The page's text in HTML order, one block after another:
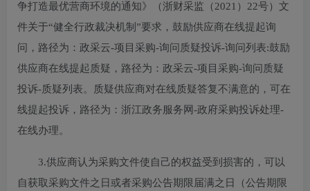
争打造最优营商环境的通知》（浙财采监（2021）22号）文
件关于“健全行政裁决机制”要求，鼓励供应商在线提起询
问，路径为：政采云-项目采购-询问质疑投诉-询问列表:鼓励
供应商在线提起质疑，路径为：政采云-项目采购-询问质疑
投诉-质疑列表。质疑供应商对在线质疑答复不满意的，可在
线提起投诉，路径为：浙江政务服务网-政府采购投诉处理-
在线办理。
3.供应商认为采购文件使自己的权益受到损害的，可以
自获取采购文件之日或者采购公告期限届满之日（公告期限